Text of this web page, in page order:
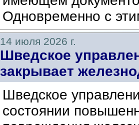
Одновременно с
14 июля 2026 г.
Шведское
закрывает
Шведское
состоянии